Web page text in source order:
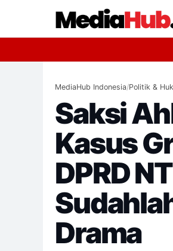
content
MediaHub Indonesia/Politik &
Saksi
Kasus
DPRD
Drama